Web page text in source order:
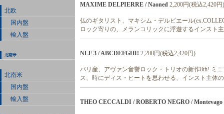
北欧
国内盤
輸入盤
北南米
北南米
国内盤
輸入盤
MAXIME DELPIERRE / Naoned 2,200円(税込2,420円)
仏のギタリスト、マキシム・デルピエール
ロック寄りの、メランコリックに浮遊するインスト
NLF 3 / ABCDEFGHI! 2,200円(税込2,420円)
パリ産、アヴァン音響ロック・トリオの新作8th! ミ
ス、時にディス・ヒートを思わせる、インスト主体
THEO CECCALDI / ROBERTO NEGRO / Montevago